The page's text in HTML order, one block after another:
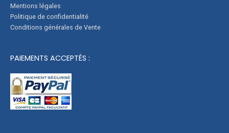
Mentions légales
Politique de confidentialité
Conditions générales de Vente
PAIEMENTS ACCEPTÉS :